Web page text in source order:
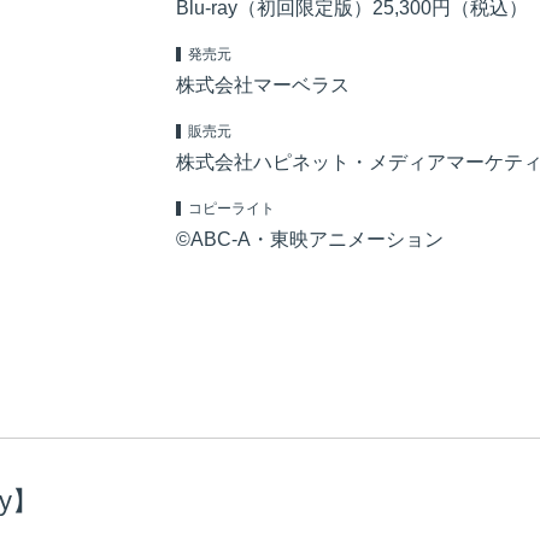
Blu-ray（初回限定版）25,300円（税込）
発売元
株式会社マーベラス
販売元
株式会社ハピネット・メディアマーケテ
コピーライト
©ABC-A・東映アニメーション